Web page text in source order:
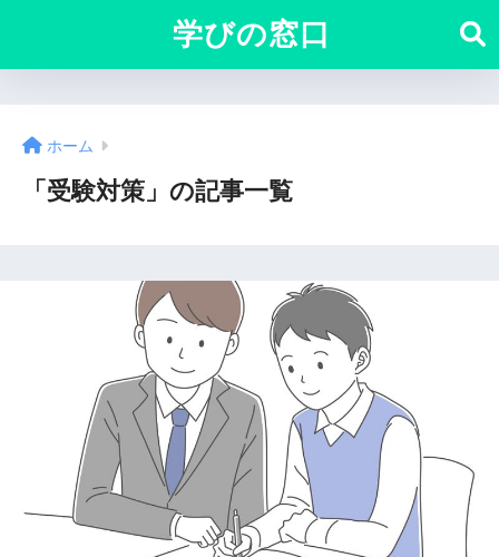
学びの窓口
ホーム
「受験対策」の記事一覧